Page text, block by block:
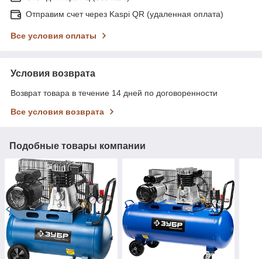
Отправим счет через Kaspi QR (удаленная оплата)
Все условия оплаты
Условия возврата
Возврат товара в течение 14 дней по договоренности
Все условия возврата
Подобные товары компании